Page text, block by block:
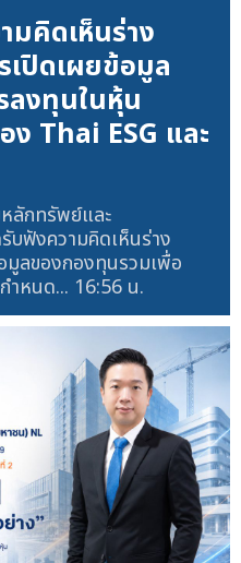
มคิดเห็นร่าง
เปิดเผยข้อมูล
ลงทุนในหุ้น
ง Thai ESG และ
ลักทรัพย์และ
บฟังความคิดเห็นร่าง
มูลของกองทุนรวมเพื่อ
ำหนด... 16:56 น.